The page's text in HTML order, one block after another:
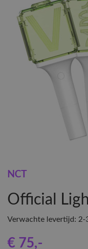
NCT
Official
Verwachte levertijd: 2-
€ 75,-